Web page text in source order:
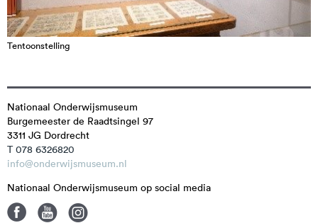
Tentoonstelling
Nationaal Onderwijsmuseum
Burgemeester de Raadtsingel 97
3311 JG Dordrecht
T 078 6326820
info@onderwijsmuseum.nl
Nationaal Onderwijsmuseum op social media